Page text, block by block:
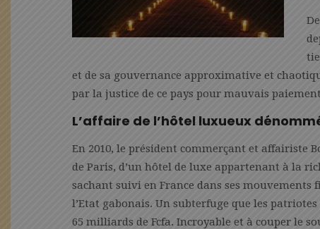
et de sa gouvernance approximative et
par la justice de ce pays pour mauvais
L’affaire de l’hôtel luxueux
En 2010, le président commerçant et affairiste
de Paris, d’un hôtel de luxe appartenant à la
sachant suivi en France dans ses mouvements
l’Etat gabonais. Un subterfuge que les
65 milliards de Fcfa. Incroyable et à couper le